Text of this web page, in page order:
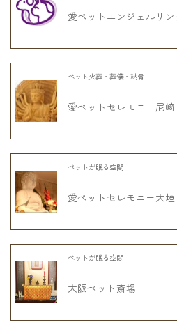
愛ペットエンジェルリ
ペット火葬・葬儀・納骨
愛ペットセレモニー尼崎
ペットが眠る空間
愛ペットセレモニー大垣
ペットが眠る空間
大阪ペット斎場